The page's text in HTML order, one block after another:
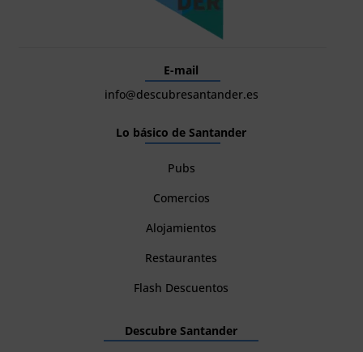
E-mail
info@descubresantander.es
Lo básico de Santander
Pubs
Comercios
Alojamientos
Restaurantes
Flash Descuentos
Descubre Santander